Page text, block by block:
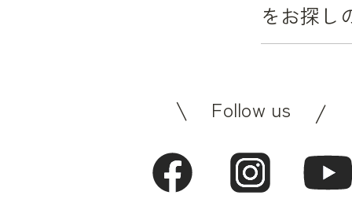
をお探し
Follow us